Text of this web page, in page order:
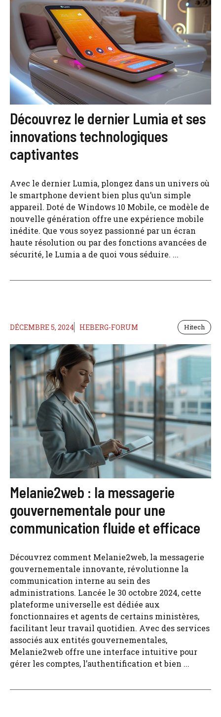
Découvrez le dernier Lumia et ses
innovations technologiques
captivantes
Avec le dernier Lumia, plongez dans un univers où
le smartphone devient bien plus qu’un simple
appareil. Doté de Windows 10 Mobile, ce modèle de
nouvelle génération offre une expérience mobile
inédite. Que vous soyez passionné par un écran
haute résolution ou par des fonctions avancées de
sécurité, le Lumia a de quoi vous séduire. ...
DÉCEMBRE 5, 2024 HEBERG-FORUM Hitech
Melanie2web : la messagerie
gouvernementale pour une
communication fluide et efficace
Découvrez comment Melanie2web, la messagerie
gouvernementale innovante, révolutionne la
communication interne au sein des
administrations. Lancée le 30 octobre 2024, cette
plateforme universelle est dédiée aux
fonctionnaires et agents de certains ministères,
facilitant leur travail quotidien. Avec des services
associés aux entités gouvernementales,
Melanie2web offre une interface intuitive pour
gérer les comptes, l’authentification et bien ...